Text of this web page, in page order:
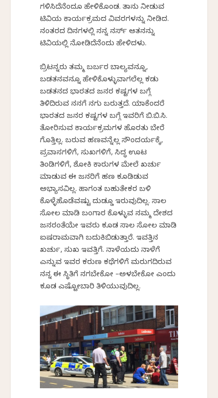
ಗಳಿಸಿದೆನೆಂದೂ ಹೇಳಿಕೊಂಡ. ತಾನು ನೀಡುವ
ಟಿವಿಯ ಕಾರ್ಯಕ್ರಮದ ವಿವರಗಳನ್ನು ನೀಡಿದ.
ನಂತರದ ದಿನಗಳಲ್ಲಿ ನನ್ನ ನರ್ಸ್ ಆತನನ್ನು
ಟಿವಿಯಲ್ಲಿ ನೋಡಿದೆನೆಂದು ಹೇಳಿದಳು.
ಬ್ರಿಟನ್ನರು ತಮ್ಮ ಬರ್ಬರ ಬಾಲ್ಯವನ್ನೂ,
ಬಡತನವನ್ನೂ ಹೇಳಿಕೊಳ್ಳುವಾಗಲೆಲ್ಲ ಕಡು
ಬಡತನದ ಭಾರತದ ಜನರ ಕಷ್ಟಗಳ ಬಗ್ಗೆ
ತಿಳಿದಿರುವ ನನಗೆ ನಗು ಬರುತ್ತದೆ. ಯಾಕೆಂದರೆ
ಭಾರತದ ಜನರ ಕಷ್ಟಗಳ ಬಗ್ಗೆ ಇವರಿಗೆ ಬಿ.ಬಿ.ಸಿ.
ತೋರಿಸುವ ಕಾರ್ಯಕ್ರಮಗಳ ಹೊರತು ಬೇರೆ
ಗೊತ್ತಿಲ್ಲ. ಬರುವ ಹಣವನ್ನೆಲ್ಲ ಸೌಂದರ್ಯಕ್ಕೆ,
ಪ್ರವಾಸಗಳಿಗೆ, ಸುಖಗಳಿಗೆ, ಸಿದ್ಧ ಊಟ
ತಿಂಡಿಗಳಿಗೆ, ಶೋಕಿ ಕಾರುಗಳ ಮೇಲೆ ಖರ್ಚು
ಮಾಡುವ ಈ ಜನರಿಗೆ ಹಣ ಕೂಡಿಡುವ
ಅಭ್ಯಾಸವಿಲ್ಲ. ಹಾಗಂತ ಬಹುತೇಕರ ಬಳಿ
ಕೊಳ್ಳೆಹೊಡೆವಷ್ಟು ದುಡ್ಡೂ ಇರುವುದಿಲ್ಲ. ಸಾಲ
ಸೋಲ ಮಾಡಿ ಬಂಗಾರ ಕೊಳ್ಳುವ ನಮ್ಮ ದೇಶದ
ಜನರಂತೆಯೇ ಇವರು ಕೂಡ ಸಾಲ ಸೋಲ ಮಾಡಿ
ಐಷರಾಮವಾಗಿ ಬದುಕಿಬಿಡುತ್ತಾರೆ. ಇವತ್ತಿನ
ಖರ್ಚು, ಸುಖ ಇವತ್ತಿಗೆ. ನಾಳೆಯದು ನಾಳೆಗೆ
ಎನ್ನುವ ಇವರ ಕರುಣ ಕಥೆಗಳಿಗೆ ಮರುಗದಿರುವ
ನನ್ನ ಈ ಸ್ಥಿತಿಗೆ ನಗಬೇಕೋ –ಅಳಬೇಕೋ ಎಂದು
ಕೂಡ ಎಷ್ಟೋಬಾರಿ ತಿಳಿಯುವುದಿಲ್ಲ.